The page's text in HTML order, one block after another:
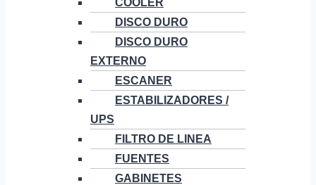
DISCO DURO
DISCO DURO
EXTERNO
ESCANER
ESTABILIZADORES /
UPS
FILTRO DE LINEA
FUENTES
GABINETES